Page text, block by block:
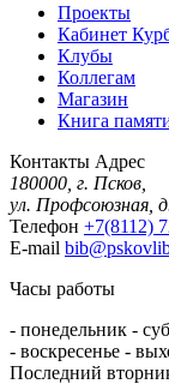
Проекты
Кабинет
Клубы
Коллегам
Магазин
Книга
Контакты Адрес
180000, г. Псков,
ул. Профсоюзная,
Телефон +7(8112)
E-mail
Часы работы
- понедельник -
- воскресенье -
Последний